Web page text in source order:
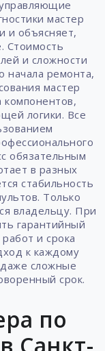
мастер
и объясняет,
Стоимость
и сложности
начала ремонта,
мастер
компонентов,
логики. Все
обязательным
в разных
стабильность
Только
владельцу. При
гарантийный
и срока
к каждому
сложные
срок.
по